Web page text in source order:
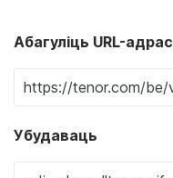
Абагуліць URL-адрас
Убудаваць